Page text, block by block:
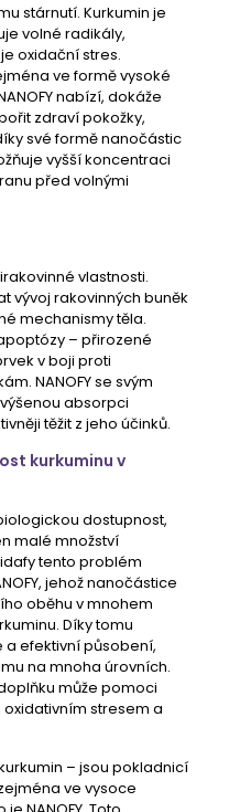
stárnutí. Kurkumin je
volné radikály,
oxidační stres.
ve formě vysoké
nabízí, dokáže
zdraví pokožky,
své formě nanočástic
vyšší koncentraci
před volnými
vlastnosti.
vývoj rakovinných buněk
mechanismy těla.
– přirozené
v boji proti
NANOFY se svým
absorpci
těžit z jeho účinků.
kurkuminu v
dostupnost,
malé množství
tento problém
jehož nanočástice
oběhu v mnohem
Díky tomu
a efektivní působení,
na mnoha úrovních.
může pomoci
oxidativním stresem a
– jsou pokladnicí
ve vysoce